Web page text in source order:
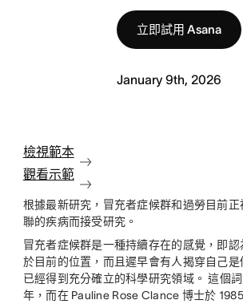
立即試用 Asana
January 9th, 2026
檢視範本
觀看示範
根據最新研究，冒充者症候群和過勞 目前
聯的疾病而接受研究。
冒充者症候群是一種持續存在的感覺，即
於目前的位置，而且遲早會有人揭穿自己是
已經得到充分確立的科學研究領域。 這個
年，而在 Pauline Rose Clance 博士於